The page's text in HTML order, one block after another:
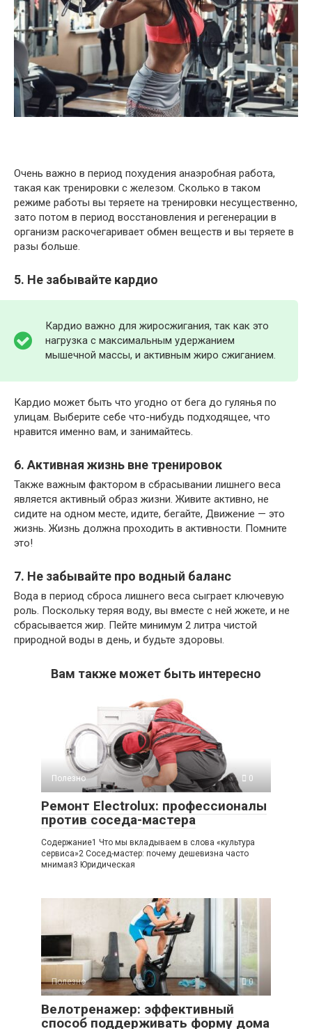
Очень важно в период похудения анаэробная работа,
такая как тренировки с железом. Сколько в таком
режиме работы вы теряете на тренировки несущественно,
зато потом в период восстановления и регенерации в
организм раскочегаривает обмен веществ и вы теряете в
разы больше.
5. Не забывайте кардио
Кардио важно для жиросжигания, так как это
нагрузка с максимальным удержанием
мышечной массы, и активным жиро сжиганием.
Кардио может быть что угодно от бега до гулянья по
улицам. Выберите себе что-нибудь подходящее, что
нравится именно вам, и занимайтесь.
6. Активная жизнь вне тренировок
Также важным фактором в сбрасывании лишнего веса
является активный образ жизни. Живите активно, не
сидите на одном месте, идите, бегайте, Движение — это
жизнь. Жизнь должна проходить в активности. Помните
это!
7. Не забывайте про водный баланс
Вода в период сброса лишнего веса сыграет ключевую
роль. Поскольку теряя воду, вы вместе с ней жжете, и не
сбрасывается жир. Пейте минимум 2 литра чистой
природной воды в день, и будьте здоровы.
Вам также может быть интересно
Полезно 0
Ремонт Electrolux: профессионалы
против соседа-мастера
Содержание1 Что мы вкладываем в слова «культура
сервиса»2 Сосед-мастер: почему дешевизна часто
мнимая3 Юридическая
Полезно 0
Велотренажер: эффективный
способ поддерживать форму дома